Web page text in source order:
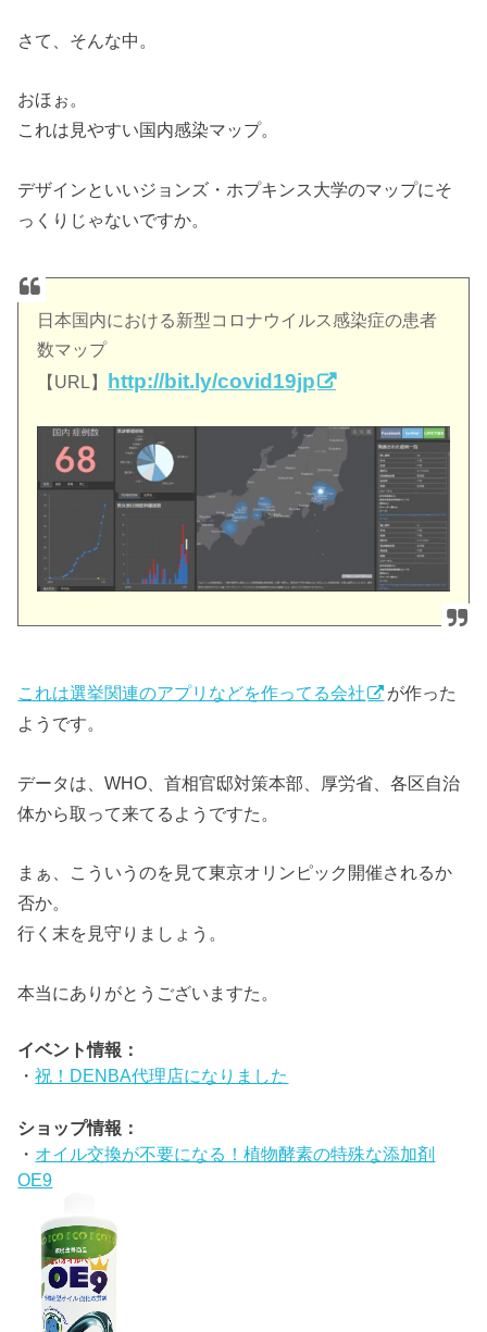
さて、そんな中。
おほぉ。
これは見やすい国内感染マップ。
デザインといいジョンズ・ホプキンス大学のマップにそ
っくりじゃないですか。
日本国内における新型コロナウイルス感染症の患者
数マップ
【URL】 http://bit.ly/covid19jp
これは選挙関連のアプリなどを作ってる会社
が作った
ようです。
データは、WHO、首相官邸対策本部、厚労省、各区自治
体から取って来てるようですた。
まぁ、こういうのを見て東京オリンピック開催されるか
否か。
行く末を見守りましょう。
本当にありがとうございますた。
イベント情報：
・祝！DENBA代理店になりました
ショップ情報：
・ オイル交換が不要になる！植物酵素の特殊な添加剤
OE9